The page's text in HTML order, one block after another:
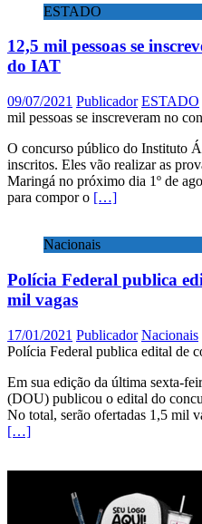
ESTADO
12,5 mil pessoas se
do IAT
09/07/2021 Publicador ESTADO
mil pessoas se inscreveram no
O concurso público do Instituto
inscritos. Eles vão realizar as
Maringá no próximo dia 1º de
para compor o […]
Nacionais
Polícia Federal publica
mil vagas
17/01/2021 Publicador Nacionais
Polícia Federal publica edital de
Em sua edição da última sexta-
(DOU) publicou o edital do
No total, serão ofertadas 1,5 mil
[…]